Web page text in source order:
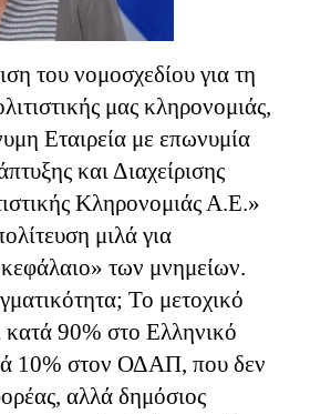
του νομοσχεδίου για τη
μας κληρονομιάς,
Εταιρεία με επωνυμία
και Διαχείρισης
Κληρονομιάς Α.Ε.»
μιλά για
των μνημείων.
Το μετοχικό
κατά 90% στο Ελληνικό
10% στον ΟΔΑΠ, που δεν
αλλά δημόσιος